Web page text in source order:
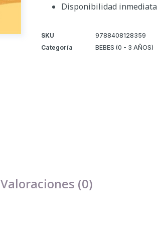
Disponibilidad inmediata
SKU
9788408128359
Categoría
BEBES (0 - 3 AÑOS)
Valoraciones (0)